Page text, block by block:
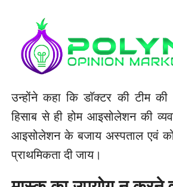
उन्होंने कहा कि डाॅक्टर की टीम
हिसाब से ही होम आइसोलेशन की
आइसोलेशन के बजाय अस्पताल एवं
प्राथमिकता दी जाय।